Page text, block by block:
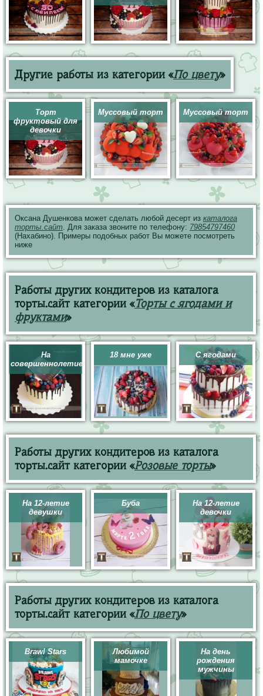
Другие работы из категории «По цвету»
Торт
фруктовый для
девочки
Муссовый торт Муссовый торт
Оксана Душенкова может сделать любой десерт из каталога
торты.сайт. Для заказа звоните по телефону: 79854797460
(Нахабино). Примеры подобных работ Вы можете посмотреть
ниже
Работы других кондитеров из каталога
торты.сайт категории «Торты с ягодами и
фруктами»
На
совершеннолетие
18 мне уже С ягодами
Работы других кондитеров из каталога
торты.сайт категории «Розовые торты»
На 12-летие
девушки
Буба
На 12-летие
девочки
Работы других кондитеров из каталога
торты.сайт категории «По цвету»
Brawl Stars
Любимой
мамочке
На день
рождения
мужчины